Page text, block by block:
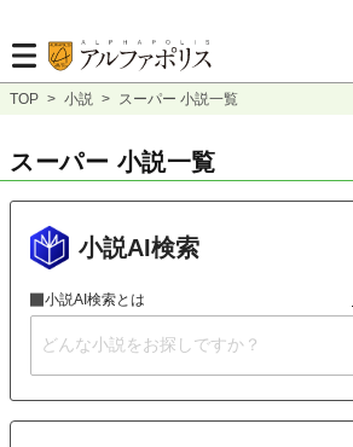
TOP > 小説 > スーパー 小説一覧
スーパー 小説一覧
小説AI検索
小説AI検索とは